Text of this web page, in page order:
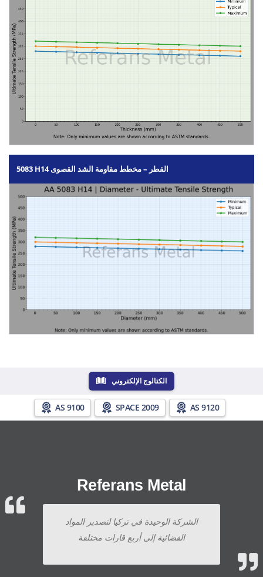
5083 H14 القطر – مخطط مقاومة الشد القصوى
الكتالوج الإلكتروني
AS 9100 SPACE 2009 AS 9120
Referans Metal
الشركة الوحيدة في تركيا لتصدير المواد
الفضائية إلى أربع قارات مختلفة